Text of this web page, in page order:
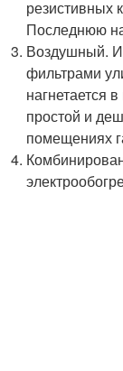
резистивных
Последнюю
Воздушный.
фильтрами
нагнетается
простой и
помещениях